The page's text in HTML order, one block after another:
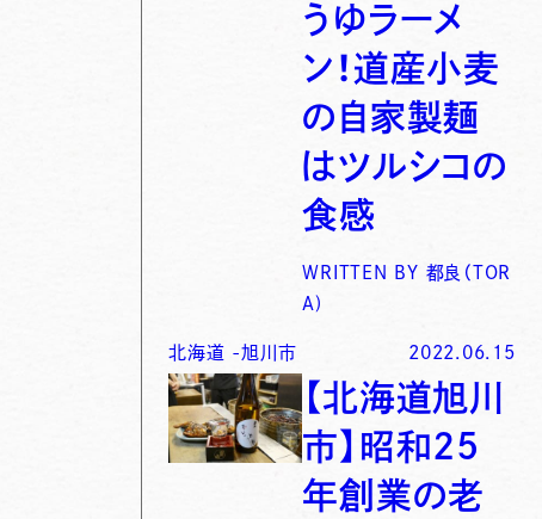
うゆラーメ
ン！道産小麦
の自家製麺
はツルシコの
食感
WRITTEN BY 都良（TOR
A)
北海道 -旭川市 2022.06.15
【北海道旭川
市】昭和25
年創業の老